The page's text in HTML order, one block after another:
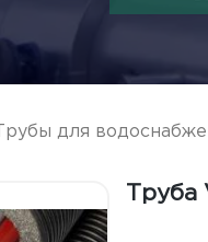
Трубы для
Труба